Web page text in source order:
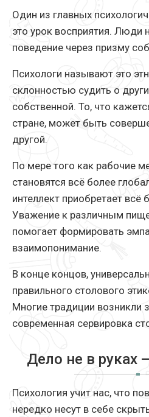
Один из главных
это урок восприятия. Люди
поведение через призму
Психологи называют это
склонностью судить о
собственной. То, что
стране, может быть
другой.
По мере того как рабочие
становятся всё более
интеллект приобретает всё
Уважение к различным
помогает формировать
взаимопонимание.
В конце концов,
правильного столового
Многие традиции возникли
современная сервировка
Дело не в руках
Психология учит нас, что
нередко несут в себе